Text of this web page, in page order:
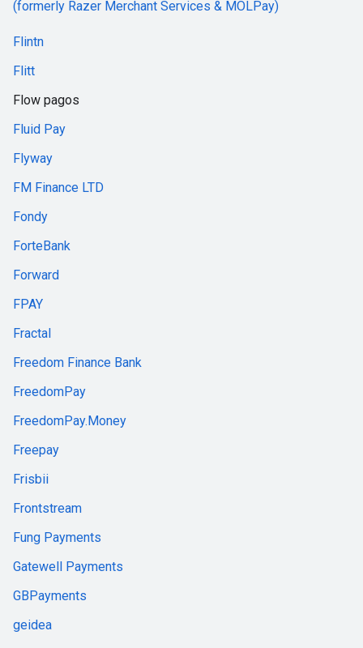
(formerly Razer Merchant Services & MOLPay)
Flintn
Flitt
Flow pagos
Fluid Pay
Flyway
FM Finance LTD
Fondy
ForteBank
Forward
FPAY
Fractal
Freedom Finance Bank
FreedomPay
FreedomPay.Money
Freepay
Frisbii
Frontstream
Fung Payments
Gatewell Payments
GBPayments
geidea